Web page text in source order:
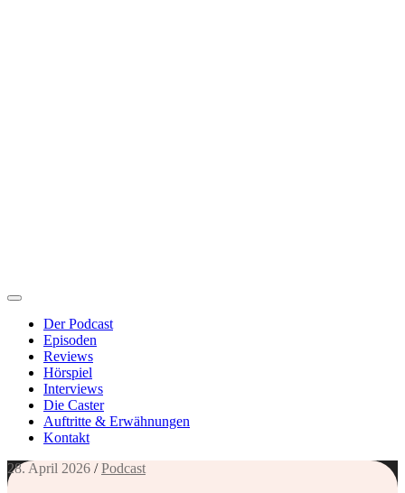
Der Podcast
Episoden
Reviews
Hörspiel
Interviews
Die Caster
Auftritte & Erwähnungen
Kontakt
28. April 2026 /Podcast